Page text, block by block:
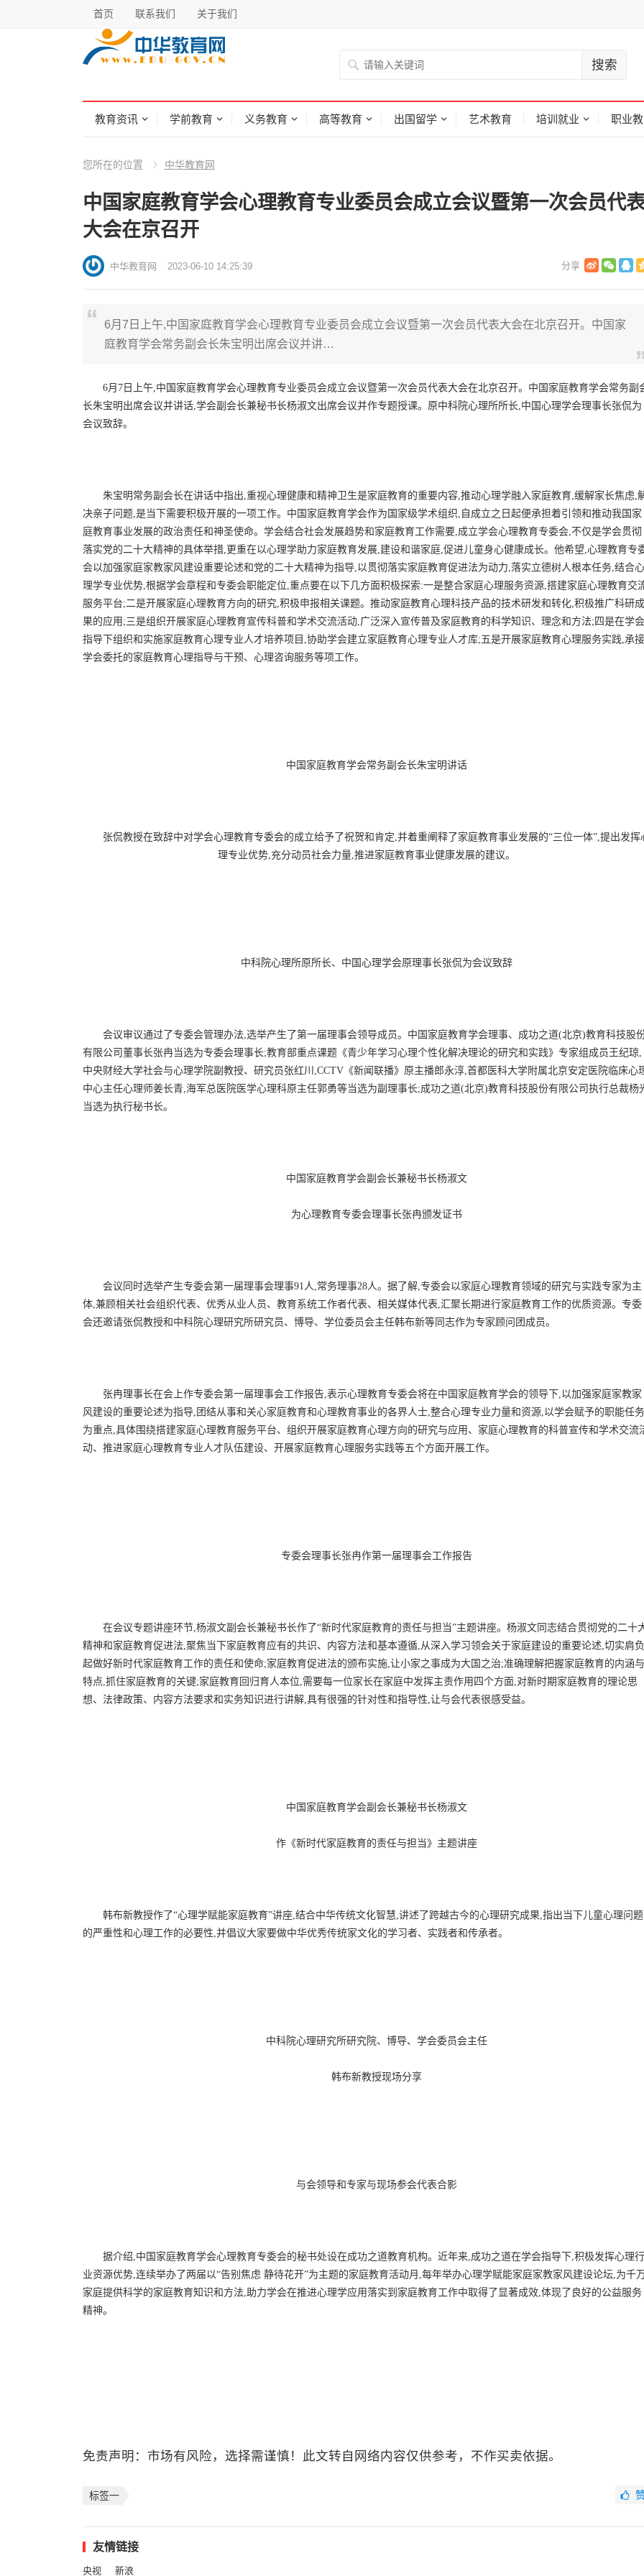
首页 联系我们 关于我们
教育资讯 学前教育 义务教育 高等教育 出国留学 艺术教育 培训就业 职业
您所在的位置 中华教育网
中国家庭教育学会心理教育专业委员会成立会议暨第一次会员代
大会在京召开
中华教育网 2023-06-10 14:25:39
6月7日上午,中国家庭教育学会心理教育专业委员会成立会议暨第一次会员代表大会在北京召开。中国家
庭教育学会常务副会长朱宝明出席会议并讲…
6月7日上午,中国家庭教育学会心理教育专业委员会成立会议暨第一次会员代表大会在北京召开。中国家庭教育学会常务副
长朱宝明出席会议并讲话,学会副会长兼秘书长杨淑文出席会议并作专题授课。原中科院心理所所长,中国心理学会理事长张侃为
会议致辞。
朱宝明常务副会长在讲话中指出,重视心理健康和精神卫生是家庭教育的重要内容,推动心理学融入家庭教育,缓解家长焦虑,
决亲子问题,是当下需要积极开展的一项工作。中国家庭教育学会作为国家级学术组织,自成立之日起便承担着引领和推动我国家
庭教育事业发展的政治责任和神圣使命。学会结合社会发展趋势和家庭教育工作需要,成立学会心理教育专委会,不仅是学会贯彻
落实党的二十大精神的具体举措,更重在以心理学助力家庭教育发展,建设和谐家庭,促进儿童身心健康成长。他希望,心理教育专
会以加强家庭家教家风建设重要论述和党的二十大精神为指导,以贯彻落实家庭教育促进法为动力,落实立德树人根本任务,结合心
理学专业优势,根据学会章程和专委会职能定位,重点要在以下几方面积极探索:一是整合家庭心理服务资源,搭建家庭心理教育交
服务平台;二是开展家庭心理教育方向的研究,积极申报相关课题。推动家庭教育心理科技产品的技术研发和转化,积极推广科研成
果的应用;三是组织开展家庭心理教育宣传科普和学术交流活动,广泛深入宣传普及家庭教育的科学知识、理念和方法;四是在学会
指导下组织和实施家庭教育心理专业人才培养项目,协助学会建立家庭教育心理专业人才库;五是开展家庭教育心理服务实践,承接
学会委托的家庭教育心理指导与干预、心理咨询服务等项工作。
中国家庭教育学会常务副会长朱宝明讲话
张侃教授在致辞中对学会心理教育专委会的成立给予了祝贺和肯定,并着重阐释了家庭教育事业发展的“三位一体”,提出发挥
理专业优势,充分动员社会力量,推进家庭教育事业健康发展的建议。
中科院心理所原所长、中国心理学会原理事长张侃为会议致辞
会议审议通过了专委会管理办法,选举产生了第一届理事会领导成员。中国家庭教育学会理事、成功之道(北京)教育科技股
有限公司董事长张冉当选为专委会理事长;教育部重点课题《青少年学习心理个性化解决理论的研究和实践》专家组成员王纪琼,
中央财经大学社会与心理学院副教授、研究员张红川,CCTV《新闻联播》原主播郎永淳,首都医科大学附属北京安定医院临床心
中心主任心理师姜长青,海军总医院医学心理科原主任郭勇等当选为副理事长;成功之道(北京)教育科技股份有限公司执行总裁杨
当选为执行秘书长。
中国家庭教育学会副会长兼秘书长杨淑文
为心理教育专委会理事长张冉颁发证书
会议同时选举产生专委会第一届理事会理事91人,常务理事28人。据了解,专委会以家庭心理教育领域的研究与实践专家为主
体,兼顾相关社会组织代表、优秀从业人员、教育系统工作者代表、相关媒体代表,汇聚长期进行家庭教育工作的优质资源。专委
会还邀请张侃教授和中科院心理研究所研究员、博导、学位委员会主任韩布新等同志作为专家顾问团成员。
张冉理事长在会上作专委会第一届理事会工作报告,表示心理教育专委会将在中国家庭教育学会的领导下,以加强家庭家教家
风建设的重要论述为指导,团结从事和关心家庭教育和心理教育事业的各界人士,整合心理专业力量和资源,以学会赋予的职能任务
为重点,具体围绕搭建家庭心理教育服务平台、组织开展家庭教育心理方向的研究与应用、家庭心理教育的科普宣传和学术交流
动、推进家庭心理教育专业人才队伍建设、开展家庭教育心理服务实践等五个方面开展工作。
专委会理事长张冉作第一届理事会工作报告
在会议专题讲座环节,杨淑文副会长兼秘书长作了“新时代家庭教育的责任与担当”主题讲座。杨淑文同志结合贯彻党的二十
精神和家庭教育促进法,聚焦当下家庭教育应有的共识、内容方法和基本遵循,从深入学习领会关于家庭建设的重要论述,切实肩负
起做好新时代家庭教育工作的责任和使命;家庭教育促进法的颁布实施,让小家之事成为大国之治;准确理解把握家庭教育的内涵与
特点,抓住家庭教育的关键;家庭教育回归育人本位,需要每一位家长在家庭中发挥主责作用四个方面,对新时期家庭教育的理论思
想、法律政策、内容方法要求和实务知识进行讲解,具有很强的针对性和指导性,让与会代表很感受益。
中国家庭教育学会副会长兼秘书长杨淑文
作《新时代家庭教育的责任与担当》主题讲座
韩布新教授作了“心理学赋能家庭教育”讲座,结合中华传统文化智慧,讲述了跨越古今的心理研究成果,指出当下儿童心理问题
的严重性和心理工作的必要性,并倡议大家要做中华优秀传统家文化的学习者、实践者和传承者。
中科院心理研究所研究院、博导、学会委员会主任
韩布新教授现场分享
与会领导和专家与现场参会代表合影
据介绍,中国家庭教育学会心理教育专委会的秘书处设在成功之道教育机构。近年来,成功之道在学会指导下,积极发挥心理行
业资源优势,连续举办了两届以“告别焦虑 静待花开”为主题的家庭教育活动月,每年举办心理学赋能家庭家教家风建设论坛,为千万
家庭提供科学的家庭教育知识和方法,助力学会在推进心理学应用落实到家庭教育工作中取得了显著成效,体现了良好的公益服务
精神。
免责声明：市场有风险，选择需谨慎！此文转自网络内容仅供参考，不作买卖依据。
标签一
友情链接
央视 新浪